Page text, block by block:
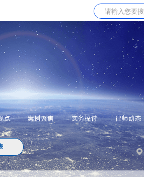
点 案例聚焦 实务探讨 律师动态